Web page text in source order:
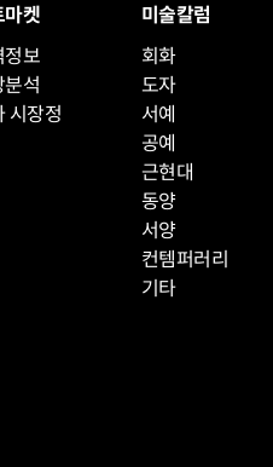
마켓
정보
분석
시장정
미술칼럼
회화
도자
서예
공예
근현대
동양
서양
컨템퍼러리
기타